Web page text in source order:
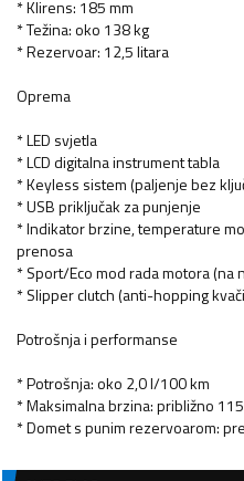
* Klirens: 185 mm
* Težina: oko 138 kg
* Rezervoar: 12,5 litara
Oprema
* LED svjetla
* LCD digitalna instrument tabla
* Keyless sistem (paljenje bez
* USB priključak za punjenje
* Indikator brzine, temperature
prenosa
* Sport/Eco mod rada motora (na
* Slipper clutch (anti-hopping
Potrošnja i performanse
* Potrošnja: oko 2,0 l/100 km
* Maksimalna brzina: približno
* Domet s punim rezervoarom: